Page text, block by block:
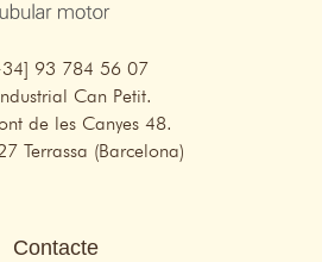
93 784 56 07
Can Petit.
de les Canyes 48.
Terrassa (Barcelona)
Contacte